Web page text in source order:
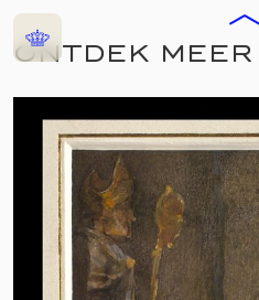
Home
TENTOONSTELLING
KATE
17 JUNI
7 JULI
FRIES MUSEUM
ONTDEK MEER